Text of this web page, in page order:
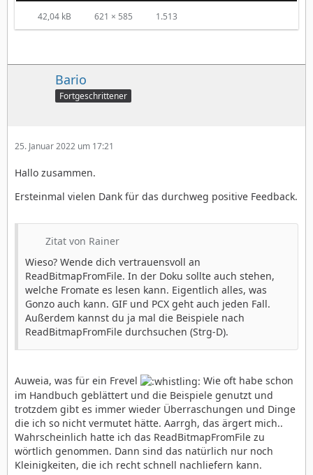
42,04 kB 621 × 585 1.513
Bario
Fortgeschrittener
25. Januar 2022 um 17:21
Hallo zusammen.
Ersteinmal vielen Dank für das durchweg positive Feedback.
Zitat von Rainer
Wieso? Wende dich vertrauensvoll an
ReadBitmapFromFile. In der Doku sollte auch stehen,
welche Fromate es lesen kann. Eigentlich alles, was
Gonzo auch kann. GIF und PCX geht auch jeden Fall.
Außerdem kannst du ja mal die Beispiele nach
ReadBitmapFromFile durchsuchen (Strg-D).
Auweia, was für ein Frevel
Wie oft habe schon
im Handbuch geblättert und die Beispiele genutzt und
trotzdem gibt es immer wieder Überraschungen und Dinge
die ich so nicht vermutet hätte. Aarrgh, das ärgert mich..
Wahrscheinlich hatte ich das ReadBitmapFromFile zu
wörtlich genommen. Dann sind das natürlich nur noch
Kleinigkeiten, die ich recht schnell nachliefern kann.